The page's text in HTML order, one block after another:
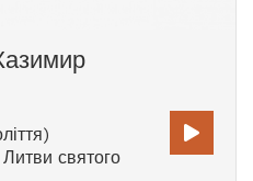
святого